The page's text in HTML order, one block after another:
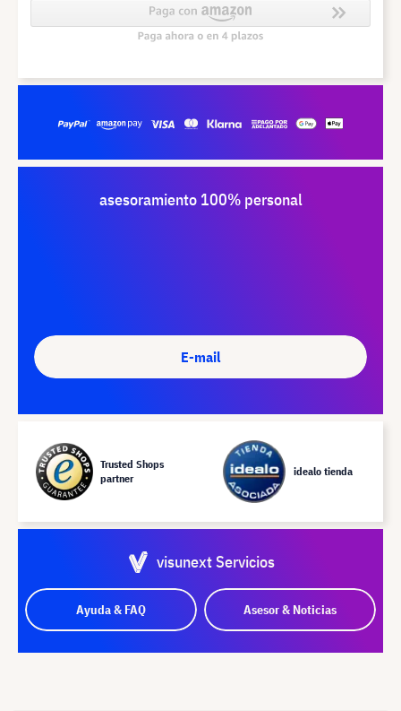
asesoramiento 100% personal
E-mail
Trusted Shops
partner
idealo tienda
visunext Servicios
Ayuda & FAQ Asesor & Noticias